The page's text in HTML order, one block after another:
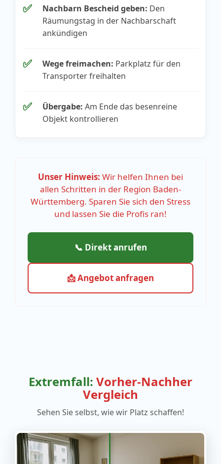
✅ Nachbarn Bescheid geben: Den
Räumungstag in der Nachbarschaft
ankündigen
✅ Wege freimachen: Parkplatz für den
Transporter freihalten
✅ Übergabe: Am Ende das besenreine
Objekt kontrollieren
Unser Hinweis: Wir helfen Ihnen bei
allen Schritten in der Region Baden-
Württemberg. Sparen Sie sich den Stress
und lassen Sie die Profis ran!
📞 Direkt anrufen
📩 Angebot anfragen
Extremfall: Vorher-Nachher
Vergleich
Sehen Sie selbst, wie wir Platz schaffen!